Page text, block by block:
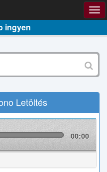
ingyen
Letöltés
00:00